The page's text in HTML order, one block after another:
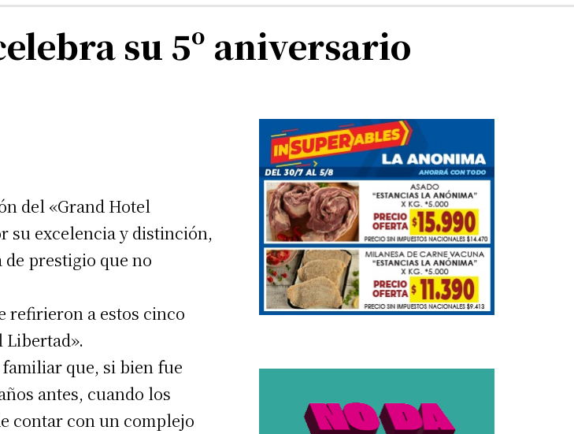
su 5º aniversario
del «Grand Hotel
su excelencia y distinción,
prestigio que no
refirieron a estos cinco
Libertad».
familiar que, si bien fue
antes, cuando los
contar con un complejo